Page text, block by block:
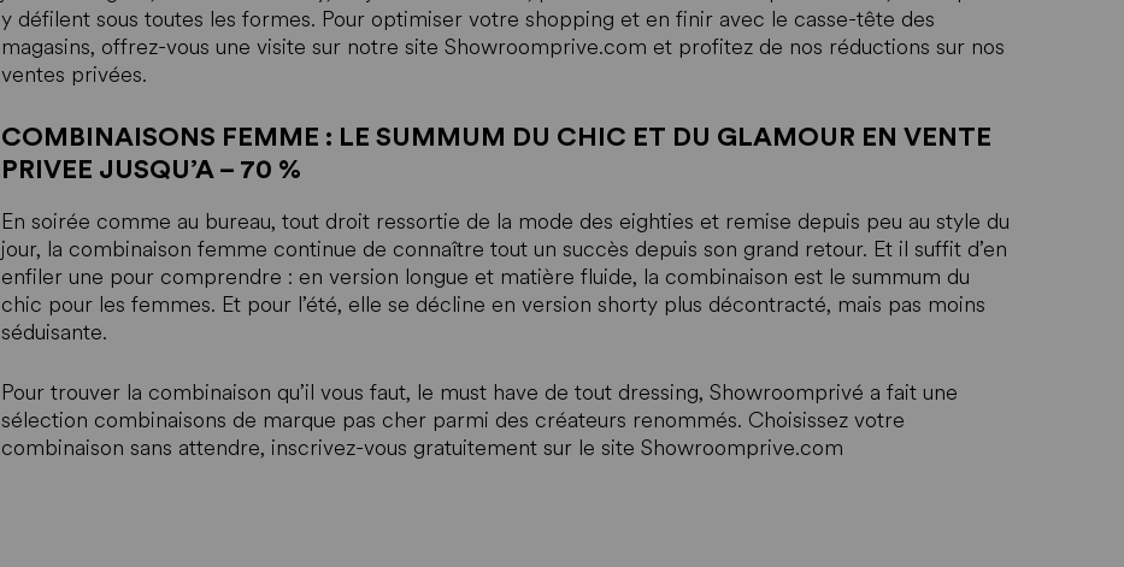
y défilent sous toutes les formes. Pour optimiser votre shopping et en finir avec le casse-tête des
magasins, offrez-vous une visite sur notre site Showroomprive.com et profitez de nos réductions sur nos
ventes privées.
COMBINAISONS FEMME : LE SUMMUM DU CHIC ET DU GLAMOUR EN VENTE
PRIVEE JUSQU’A – 70 %
En soirée comme au bureau, tout droit ressortie de la mode des eighties et remise depuis peu au style du
jour, la combinaison femme continue de connaître tout un succès depuis son grand retour. Et il suffit d’en
enfiler une pour comprendre : en version longue et matière fluide, la combinaison est le summum du
chic pour les femmes. Et pour l’été, elle se décline en version shorty plus décontracté, mais pas moins
séduisante.
Pour trouver la combinaison qu’il vous faut, le must have de tout dressing, Showroomprivé a fait une
sélection combinaisons de marque pas cher parmi des créateurs renommés. Choisissez votre
combinaison sans attendre, inscrivez-vous gratuitement sur le site Showroomprive.com